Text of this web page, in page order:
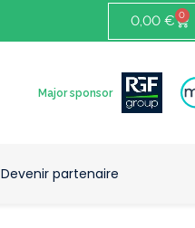
0,00 € 0
Major sponsor
Devenir partenaire